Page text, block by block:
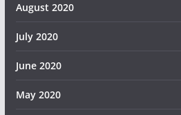
August 2020
July 2020
June 2020
May 2020